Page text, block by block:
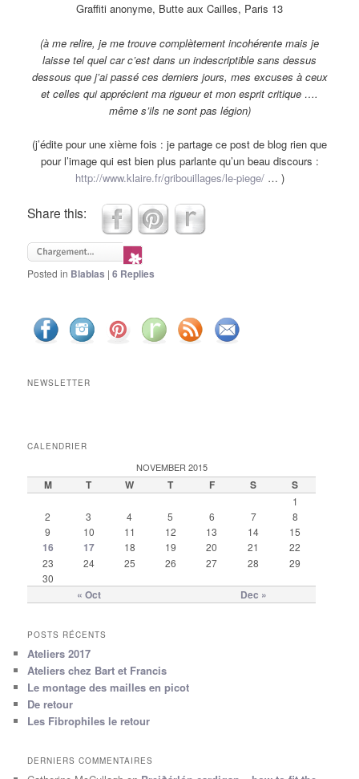
Graffiti anonyme, Butte aux Cailles, Paris 13
(à me relire, je me trouve complètement incohérente mais je
laisse tel quel car c’est dans un indescriptible sans dessus
dessous que j’ai passé ces derniers jours, mes excuses à ceux
et celles qui apprécient ma rigueur et mon esprit critique ….
même s’ils ne sont pas légion)
(j’édite pour une xième fois : je partage ce post de blog rien que
pour l’image qui est bien plus parlante qu’un beau discours :
http://www.klaire.fr/gribouillages/le-piege/… )
Share this:
Posted in Blablas |6 Replies
NEWSLETTER
CALENDRIER
NOVEMBER 2015
M T W T F S S
« Oct Dec »
1
2
3 4 5 6 7
8
9
10 11 12 13 14 15
16 17 18 19 20 21
22
23
24 25 26 27 28
29
30
POSTS RÉCENTS
Ateliers 2017
Ateliers chez Bart et Francis
Le montage des mailles en picot
De retour
Les Fibrophiles le retour
DERNIERS COMMENTAIRES